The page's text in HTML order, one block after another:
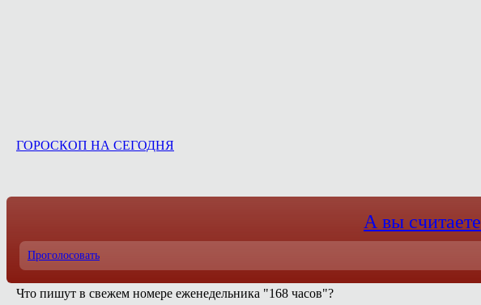
ГОРОСКОП НА СЕГОДНЯ
А вы
Проголосовать
Что пишут в свежем номере еженедельника "168 часов"?